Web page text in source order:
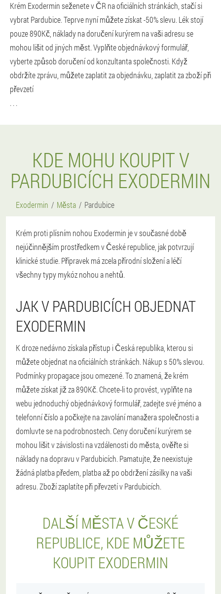
Krém Exodermin seženete v ČR na oficiálních stránkách, stačí si
vybrat Pardubice. Teprve nyní můžete získat -50% slevu. Lék stojí
pouze 890Kč, náklady na doručení kurýrem na vaši adresu se
mohou lišit od jiných měst. Vyplňte objednávkový formulář,
vyberte způsob doručení od konzultanta společnosti. Když
obdržíte zprávu, můžete zaplatit za objednávku, zaplatit za zboží při
převzetí
. . .
KDE MOHU KOUPIT V
PARDUBICÍCH EXODERMIN
Exodermin Města Pardubice
Krém proti plísním nohou Exodermin je v současné době
nejúčinnějším prostředkem v České republice, jak potvrzují
klinické studie. Přípravek má zcela přírodní složení a léčí
všechny typy mykóz nohou a nehtů.
JAK V PARDUBICÍCH OBJEDNAT
EXODERMIN
K droze nedávno získala přístup i Česká republika, kterou si
můžete objednat na oficiálních stránkách. Nákup s 50% slevou.
Podmínky propagace jsou omezené. To znamená, že krém
můžete získat již za 890Kč. Chcete-li to provést, vyplňte na
webu jednoduchý objednávkový formulář, zadejte své jméno a
telefonní číslo a počkejte na zavolání manažera společnosti a
domluvte se na podrobnostech. Ceny doručení kurýrem se
mohou lišit v závislosti na vzdálenosti do města, ověřte si
náklady na dopravu v Pardubicích. Pamatujte, že neexistuje
žádná platba předem, platba až po obdržení zásilky na vaši
adresu. Zboží zaplatíte při převzetí v Pardubicích.
DALŠÍ MĚSTA V ČESKÉ
REPUBLICE, KDE MŮŽETE
KOUPIT EXODERMIN